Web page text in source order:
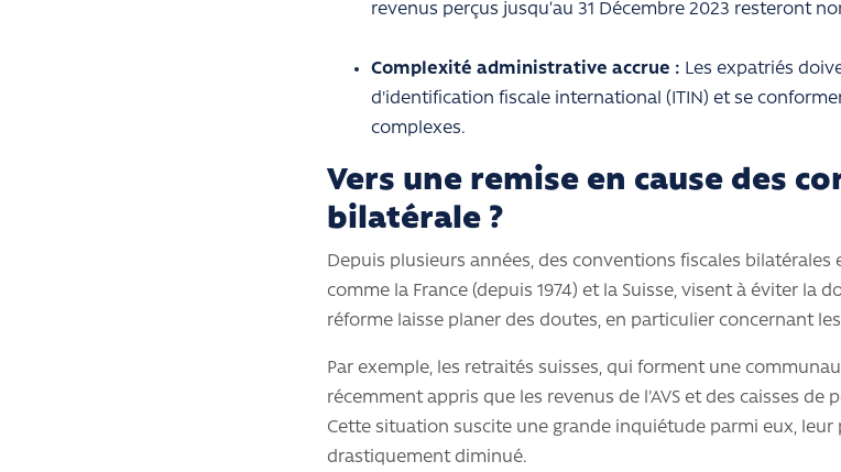
revenus perçus jusqu’au 31 Décembre 2023 resteront
Complexité administrative accrue : Les expatriés
d'identification fiscale international (ITIN) et se
complexes.
Vers une remise en cause des
bilatérale ?
Depuis plusieurs années, des conventions fiscales bilatérales
comme la France (depuis 1974) et la Suisse, visent à éviter la
réforme laisse planer des doutes, en particulier concernant
Par exemple, les retraités suisses, qui forment une
récemment appris que les revenus de l'AVS et des caisses de
Cette situation suscite une grande inquiétude parmi eux,
drastiquement diminué.